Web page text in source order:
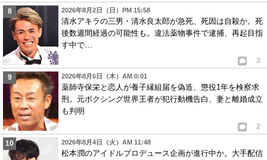
2026年8月2日（日）PM 15:58
清水アキラの三男・清水良太郎が急死、死因は自殺か。死
後数週間経過の可能性も。違法薬物事件で逮捕、再起目指
す中で…
3
2026年8月6日（木）AM 0:01
薬師寺保栄と恋人が養子縁組届を偽造、懲役1年を検察求
刑。元ボクシング世界王者が犯行動機告白、妻と離婚成立
も判明
2
2026年8月4日（火）AM 11:48
松本潤のアイドルプロデュース企画が進行中か。大手配信